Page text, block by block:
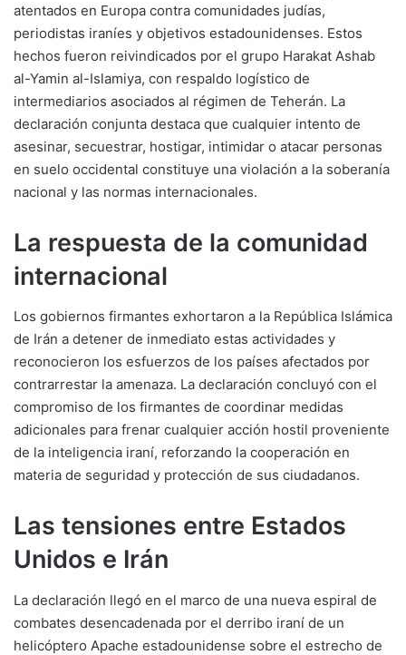
atentados en Europa contra comunidades judías,
periodistas iraníes y objetivos estadounidenses. Estos
hechos fueron reivindicados por el grupo Harakat Ashab
al-Yamin al-Islamiya, con respaldo logístico de
intermediarios asociados al régimen de Teherán. La
declaración conjunta destaca que cualquier intento de
asesinar, secuestrar, hostigar, intimidar o atacar personas
en suelo occidental constituye una violación a la soberanía
nacional y las normas internacionales.
La respuesta de la comunidad
internacional
Los gobiernos firmantes exhortaron a la República Islámica
de Irán a detener de inmediato estas actividades y
reconocieron los esfuerzos de los países afectados por
contrarrestar la amenaza. La declaración concluyó con el
compromiso de los firmantes de coordinar medidas
adicionales para frenar cualquier acción hostil proveniente
de la inteligencia iraní, reforzando la cooperación en
materia de seguridad y protección de sus ciudadanos.
Las tensiones entre Estados
Unidos e Irán
La declaración llegó en el marco de una nueva espiral de
combates desencadenada por el derribo iraní de un
helicóptero Apache estadounidense sobre el estrecho de